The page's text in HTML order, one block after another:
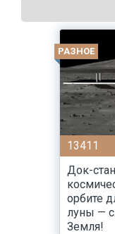
РАЗНОЕ
13411
Док-
орбите
луны —
Земля!